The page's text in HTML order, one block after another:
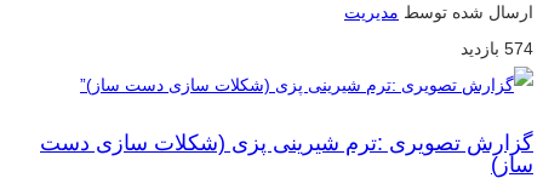
ارسال شده توسط مدیریت
574 بازدید
گزارش تصویری :ترم شیرینی پزی (شکلات سازی دست
ساز)